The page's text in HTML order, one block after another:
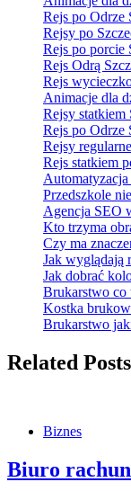
Rejs po Odrze
Rejsy po
Rejs po porcie
Rejs Odrą
Rejs
Animacje dla
Rejsy statkiem
Rejs po Odrze
Rejsy
Rejs statkiem
Automatyzacja
Przedszkole
Agencja SEO
Kto trzyma
Czy ma
Jak wyglądają
Jak dobrać
Brukarstwo co
Kostka
Brukarstwo
Related Posts
Biznes
Biuro